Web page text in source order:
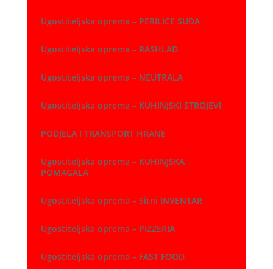
Ugostiteljska oprema – PERILICE SUĐA
Ugostiteljska oprema – RASHLAD
Ugostiteljska oprema – NEUTRALA
Ugostiteljska oprema – KUHINJSKI STROJEVI
PODJELA I TRANSPORT HRANE
Ugostiteljska oprema – KUHINJSKA
POMAGALA
Ugostiteljska oprema – Sitni INVENTAR
Ugostiteljska oprema – PIZZERIA
Ugostiteljska oprema – FAST FOOD